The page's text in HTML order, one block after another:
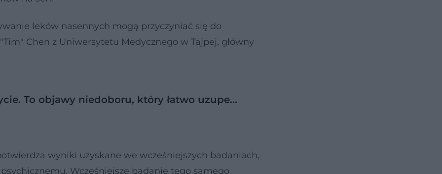
leków nasennych mogą przyczyniać się do
Chen z Uniwersytetu Medycznego w Tajpej, główny
To objawy niedoboru, który łatwo uzupe…
wyniki uzyskane we wcześniejszych badaniach,
Wcześniejsze badanie tego samego